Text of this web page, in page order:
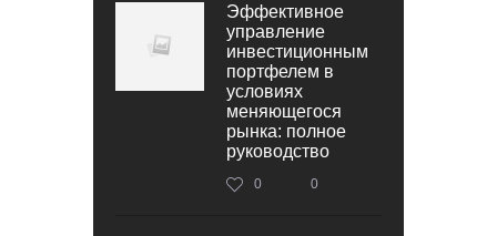
Эффективное
управление
инвестиционным
портфелем в
условиях
меняющегося
рынка: полное
руководство
0 0